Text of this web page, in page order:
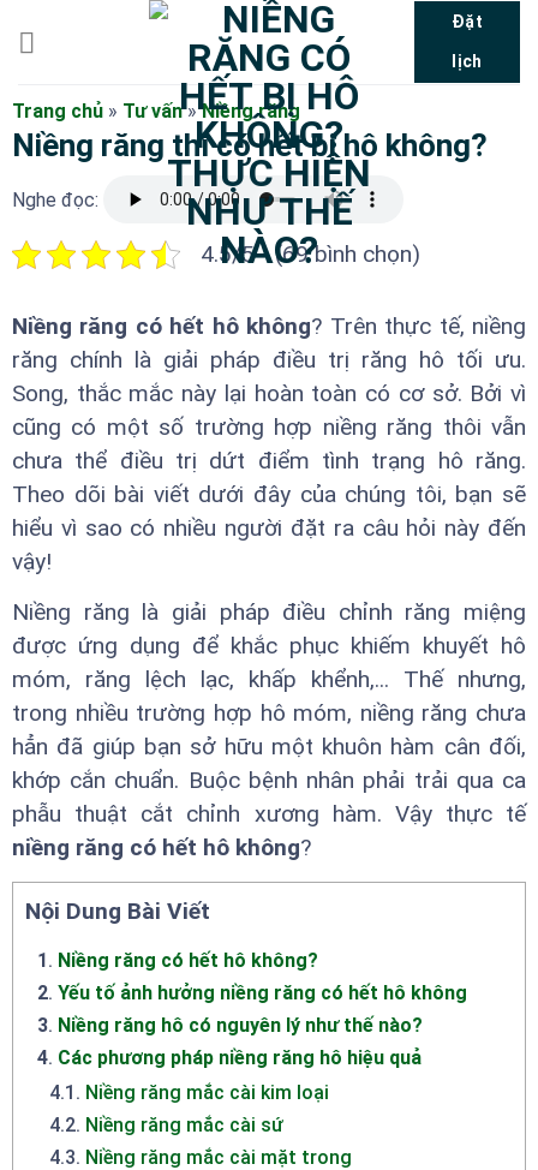
dung
Đặt
lịch
Trang chủ » Tư vấn»Niềng răng
Niềng răng thì có hết bị hô không?
Nghe đọc:
4.5/5 - (69 bình chọn)
Niềng răng có hết hô không? Trên thực tế, niềng
răng chính là giải pháp điều trị răng hô tối ưu.
Song, thắc mắc này lại hoàn toàn có cơ sở. Bởi vì
cũng có một số trường hợp niềng răng thôi vẫn
chưa thể điều trị dứt điểm tình trạng hô răng.
Theo dõi bài viết dưới đây của chúng tôi, bạn sẽ
hiểu vì sao có nhiều người đặt ra câu hỏi này đến
vậy!
Niềng răng là giải pháp điều chỉnh răng miệng
được ứng dụng để khắc phục khiếm khuyết hô
móm, răng lệch lạc, khấp khểnh,... Thế nhưng,
trong nhiều trường hợp hô móm, niềng răng chưa
hẳn đã giúp bạn sở hữu một khuôn hàm cân đối,
khớp cắn chuẩn. Buộc bệnh nhân phải trải qua ca
phẫu thuật cắt chỉnh xương hàm. Vậy thực tế
niềng răng có hết hô không?
Nội Dung Bài Viết
1. Niềng răng có hết hô không?
2. Yếu tố ảnh hưởng niềng răng có hết hô không
3. Niềng răng hô có nguyên lý như thế nào?
4. Các phương pháp niềng răng hô hiệu quả
4.1 . Niềng răng mắc cài kim loại
4.2. Niềng răng mắc cài sứ
4.3. Niềng răng mắc cài mặt trong